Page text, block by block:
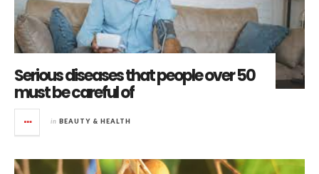
Serious diseases that people over 50
must be careful of
in BEAUTY & HEALTH